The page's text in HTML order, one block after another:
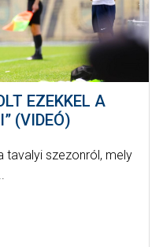
EZEKKEL A
(VIDEÓ)
tavalyi szezonról, mely